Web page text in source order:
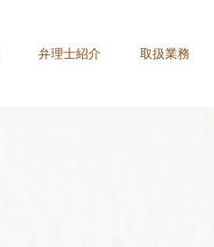
弁理士紹介 取扱業務